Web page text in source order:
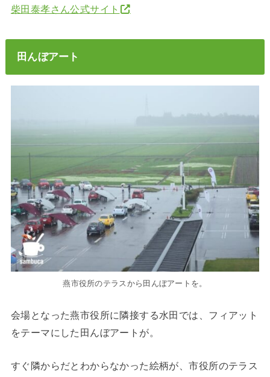
柴田泰孝さん公式サイト
田んぼアート
燕市役所のテラスから田んぼアートを。
会場となった燕市役所に隣接する水田では、フィアット
をテーマにした田んぼアートが。
すぐ隣からだとわからなかった絵柄が、市役所のテラス